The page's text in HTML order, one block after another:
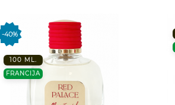
-40%
100 ML.
FRANCIJA